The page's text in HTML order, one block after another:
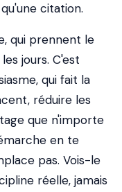
citation.
qui prennent le
jours. C'est
qui fait la
réduire les
que n'importe
en te
pas. Vois-le
réelle, jamais